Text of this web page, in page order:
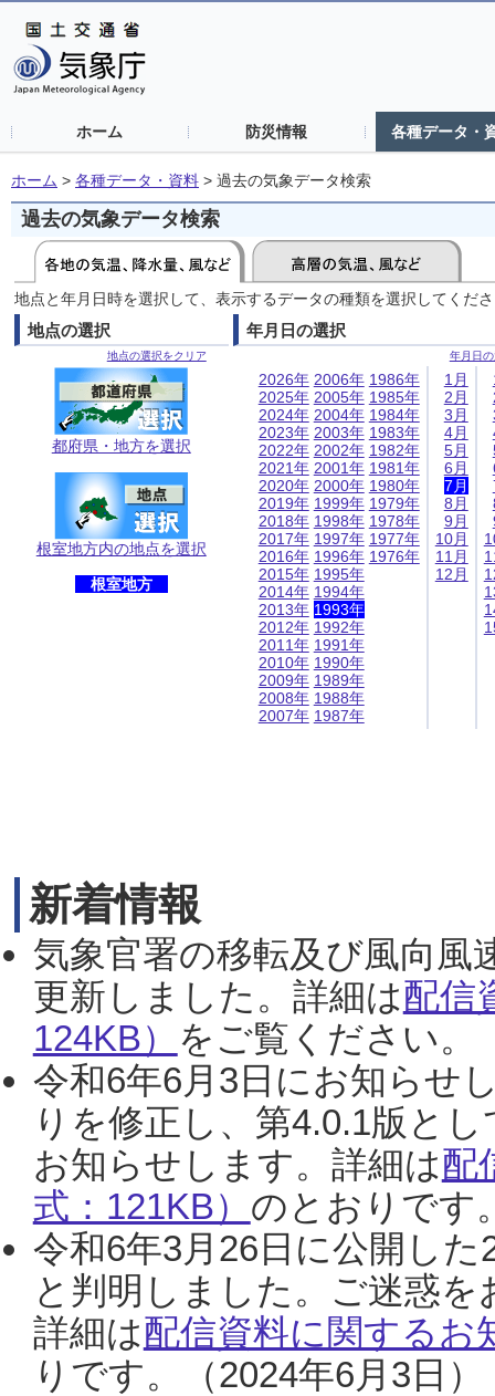
ホーム 防災情報 各種データ・
ホーム > 各種データ・資料 > 過去の気象データ検索
過去の気象データ検索
地点と年月日時を選択して、表示するデータの種類を選択してくだ
地点の選択
地点の選択をクリア
都府県・地方を選択
根室地方内の地点を選択
根室地方
年月日の選択
年月日
2026年
2025年
2024年
2023年
2022年
2021年
2020年
2019年
2018年
2017年
2016年
2015年
2014年
2013年
2012年
2011年
2010年
2009年
2008年
2007年
2006年
2005年
2004年
2003年
2002年
2001年
2000年
1999年
1998年
1997年
1996年
1995年
1994年
1993年
1992年
1991年
1990年
1989年
1988年
1987年
1986年
1985年
1984年
1983年
1982年
1981年
1980年
1979年
1978年
1977年
1976年
1月
2月
3月
4月
5月
6月
7月
8月
9月
10月
11月
12月
新着情報
気象官署の移転及び風向風
更新しました。詳細は配信
124KB） をご覧ください。
令和6年6月3日にお知らせ
りを修正し、第4.0.1版と
お知らせします。詳細は配
式：121KB） のとおりです
令和6年3月26日に公開し
と判明しました。ご迷惑
詳細は配信資料に関するお
りです。（2024年6月3日）